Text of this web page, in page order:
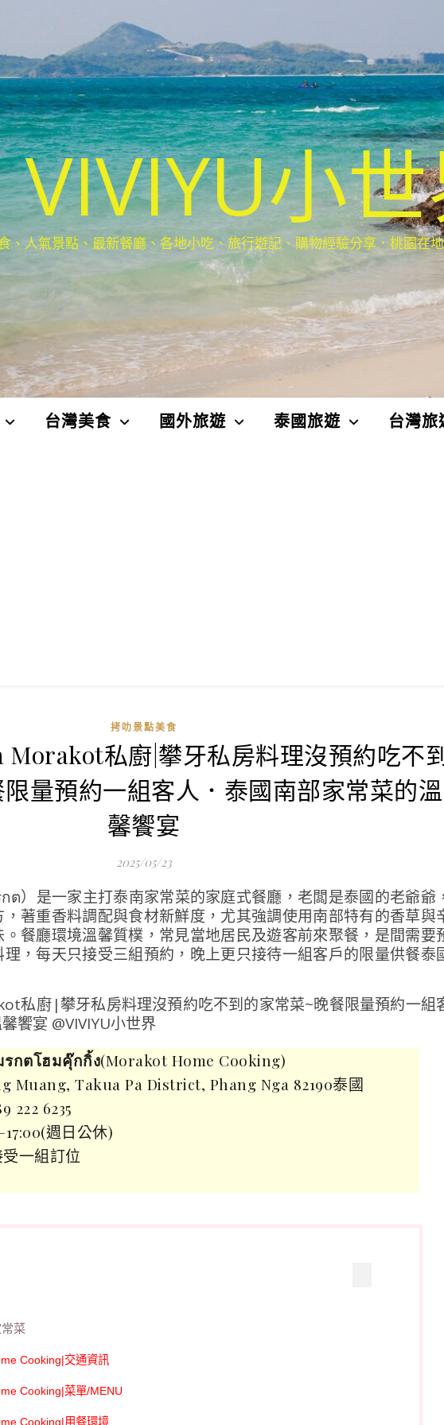
VIVIYU小
、人氣景點、最新餐廳、各地小吃、旅行遊記、購物經驗分享．桃園在
台灣美食 國外旅遊 泰國旅遊 台灣旅
拷叻景點美食
Morakot私廚|攀牙私房料理沒預約吃不
量預約一組客人．泰國南部家常菜的溫
馨饗宴
2025/05/23
กต）是一家主打泰南家常菜的家庭式餐廳，老闆是泰國的老爺爺
著重香料調配與食材新鮮度，尤其強調使用南部特有的香草與
餐廳環境溫馨質樸，常見當地居民及遊客前來聚餐，是間需要
，每天只接受三組預約，晚上更只接待一組客戶的限量供餐泰
กตโฮมคุ๊กกิ้ง(Morakot Home Cooking)
Muang, Takua Pa District, Phang Nga 82190泰國
222 6235
週日公休)
一組訂位
菜
Cooking|交通資訊
Cooking|菜單/MENU
Cooking|用餐環境